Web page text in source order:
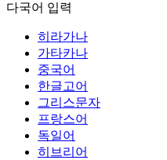
다국어 입력
히라가나
가타카나
중국어
한글고어
그리스문자
프랑스어
독일어
히브리어